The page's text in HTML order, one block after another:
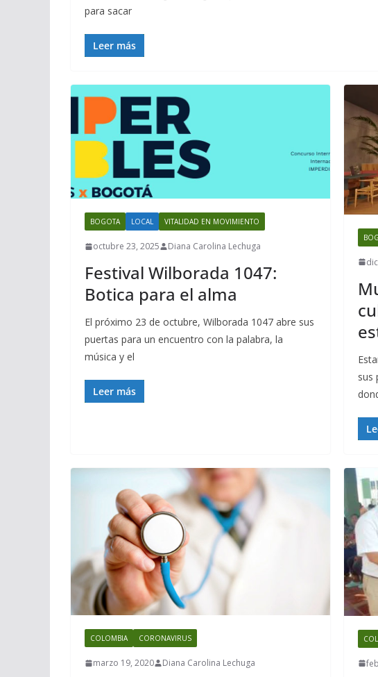
para sacar
Leer más
BOGOTA LOCAL VITALIDAD EN MOVIMIENTO
octubre 23, 2025 Diana Carolina Lechuga
Festival Wilborada 1047:
Botica para el alma
El próximo 23 de octubre, Wilborada 1047 abre sus
puertas para un encuentro con la palabra, la
música y el
Leer más
sus
COLOMBIA CORONAVIRUS
marzo 19, 2020 Diana Carolina Lechuga